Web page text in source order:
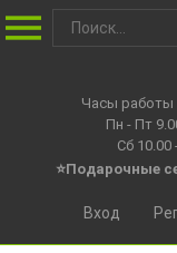
Часы работы
Пн - Пт
Сб 10.00
⭐Подарочные
Вход